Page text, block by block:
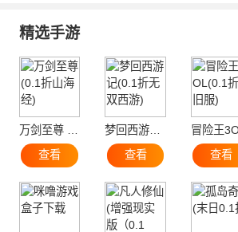
精选手游
万剑至尊 (0.1折山海经)
查看
梦回西游记(0.1折无双西游)
查看
查看